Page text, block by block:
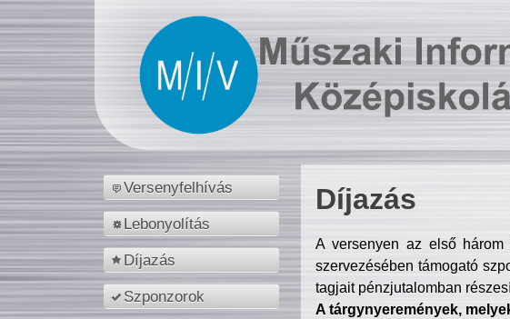
Versenyfelhívás
Lebonyolítás
Díjazás
Szponzorok
Díjazás
A versenyen az első
szervezésében támogató
tagjait pénzjutalomban
A tárgynyeremények,